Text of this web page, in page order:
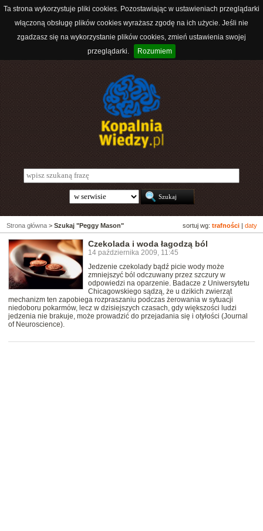
Ta strona wykorzystuje pliki cookies. Pozostawiając w ustawieniach przeglądarki
włączoną obsługę plików cookies wyrażasz zgodę na ich użycie. Jeśli nie
zgadzasz się na wykorzystanie plików cookies, zmień ustawienia swojej
przeglądarki.
Rozumiem
sortuj wg: trafności daty
Strona główna > Szukaj "Peggy Mason"
Czekolada i woda łagodzą ból
14 października 2009, 11:45
Jedzenie czekolady bądź picie wody może
zmniejszyć ból odczuwany przez szczury w
odpowiedzi na oparzenie. Badacze z Uniwersytetu
Chicagowskiego sądzą, że u dzikich zwierząt
mechanizm ten zapobiega rozpraszaniu podczas żerowania w sytuacji
niedoboru pokarmów, lecz w dzisiejszych czasach, gdy większości ludzi
jedzenia nie brakuje, może prowadzić do przejadania się i otyłości (Journal
of Neuroscience).